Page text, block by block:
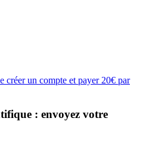
créer un compte et payer 20€ par
: envoyez votre